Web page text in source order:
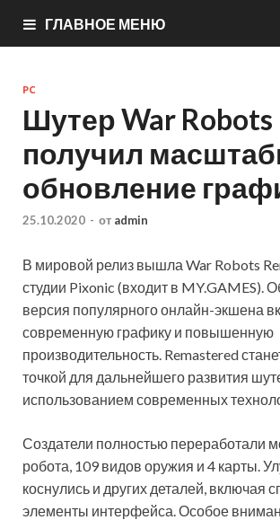
ГЛАВНОЕ МЕНЮ
PC
Шутер War Robots
получил
обновление
25.10.2020 - от admin
В мировой релиз вышла War Robots
студии Pixonic (входит в MY.GAMES).
версия популярного онлайн-экшена
современную графику и повышенную
производительность. Remastered
точкой для дальнейшего развития
использованием современных
Создатели полностью переработали
робота, 109 видов оружия и 4 карты.
коснулись и других деталей, включая
элементы интерфейса. Особое